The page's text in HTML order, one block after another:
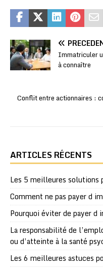
Immatriculer
à connaître
Conflit entre actionnaires :
ARTICLES RÉCENTS
Les 5 meilleures solutions
Comment ne pas payer d
Pourquoi éviter de payer d
La responsabilité de
ou d’atteinte à la santé
Les 6 meilleures astuces